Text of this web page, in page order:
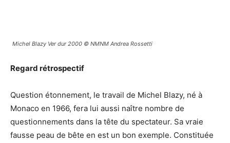
Michel Blazy Ver dur 2000 © NMNM Andrea Rossetti
Regard rétrospectif
Question étonnement, le travail de Michel Blazy, né à
Monaco en 1966, fera lui aussi naître nombre de
questionnements dans la tête du spectateur. Sa vraie
fausse peau de bête en est un bon exemple. Constituée